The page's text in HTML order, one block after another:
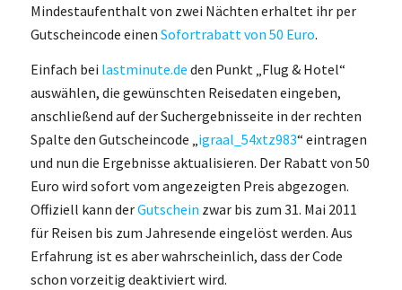
Mindestaufenthalt von zwei Nächten erhaltet ihr per
Gutscheincode einen Sofortrabatt von 50 Euro.
Einfach bei lastminute.de den Punkt „Flug & Hotel“
auswählen, die gewünschten Reisedaten eingeben,
anschließend auf der Suchergebnisseite in der rechten
Spalte den Gutscheincode „igraal_54xtz983“ eintragen
und nun die Ergebnisse aktualisieren. Der Rabatt von 50
Euro wird sofort vom angezeigten Preis abgezogen.
Offiziell kann derGutschein zwar bis zum 31. Mai 2011
für Reisen bis zum Jahresende eingelöst werden. Aus
Erfahrung ist es aber wahrscheinlich, dass der Code
schon vorzeitig deaktiviert wird.